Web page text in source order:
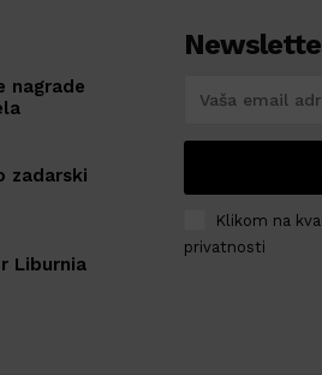
nagrade
zadarski
Liburnia
Klikom na
privatnosti